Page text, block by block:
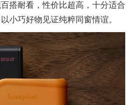
搭耐看，性价比超高，十分适合
小巧好物见证纯粹同窗情谊。